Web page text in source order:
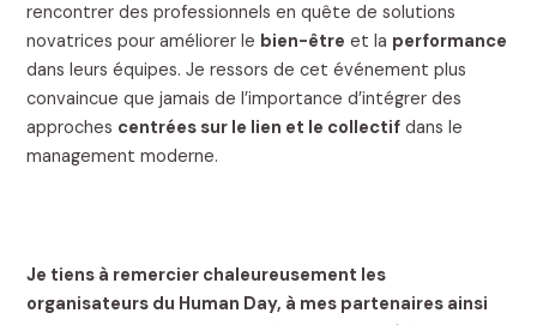
rencontrer des professionnels en quête de solutions
novatrices pour améliorer le bien-être et la performance
dans leurs équipes. Je ressors de cet événement plus
convaincue que jamais de l’importance d’intégrer des
approches centrées sur le lien et le collectif dans le
management moderne.
Je tiens à remercier chaleureusement les
organisateurs du Human Day, à mes partenaires ainsi